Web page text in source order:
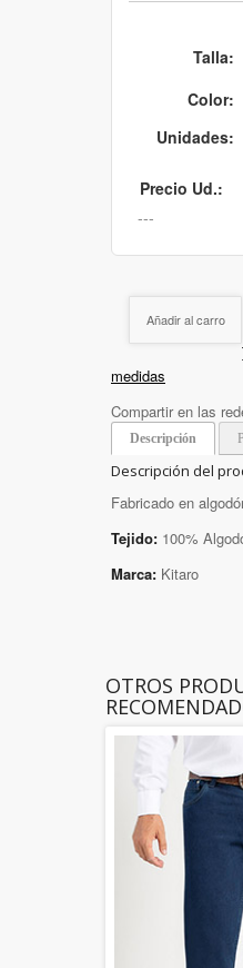
Talla:
Color:
Unidades:
Precio Ud.:
Añadir al carro
medidas
Compartir en las
Descripción
Descripción del
Fabricado en
Tejido: 100%
Marca: Kitaro
OTROS